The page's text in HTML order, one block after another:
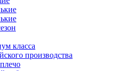
класса
производства